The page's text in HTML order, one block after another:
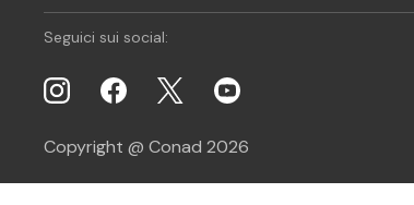
Seguici sui social:
Copyright @ Conad 2026